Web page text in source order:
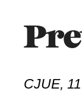
CJUE,